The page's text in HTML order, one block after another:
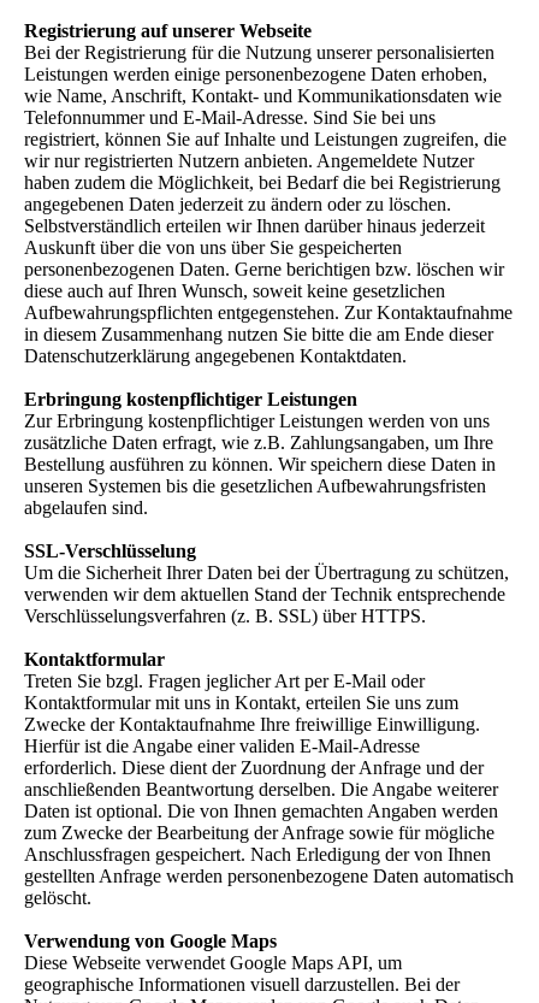
Registrierung auf unserer Webseite
Bei der Registrierung für die Nutzung unserer personalisierten
Leistungen werden einige personenbezogene Daten erhoben,
wie Name, Anschrift, Kontakt- und Kommunikationsdaten wie
Telefonnummer und E-Mail-Adresse. Sind Sie bei uns
registriert, können Sie auf Inhalte und Leistungen zugreifen, die
wir nur registrierten Nutzern anbieten. Angemeldete Nutzer
haben zudem die Möglichkeit, bei Bedarf die bei Registrierung
angegebenen Daten jederzeit zu ändern oder zu löschen.
Selbstverständlich erteilen wir Ihnen darüber hinaus jederzeit
Auskunft über die von uns über Sie gespeicherten
personenbezogenen Daten. Gerne berichtigen bzw. löschen wir
diese auch auf Ihren Wunsch, soweit keine gesetzlichen
Aufbewahrungspflichten entgegenstehen. Zur Kontaktaufnahme
in diesem Zusammenhang nutzen Sie bitte die am Ende dieser
Datenschutzerklärung angegebenen Kontaktdaten.
Erbringung kostenpflichtiger Leistungen
Zur Erbringung kostenpflichtiger Leistungen werden von uns
zusätzliche Daten erfragt, wie z.B. Zahlungsangaben, um Ihre
Bestellung ausführen zu können. Wir speichern diese Daten in
unseren Systemen bis die gesetzlichen Aufbewahrungsfristen
abgelaufen sind.
SSL-Verschlüsselung
Um die Sicherheit Ihrer Daten bei der Übertragung zu schützen,
verwenden wir dem aktuellen Stand der Technik entsprechende
Verschlüsselungsverfahren (z. B. SSL) über HTTPS.
Kontaktformular
Treten Sie bzgl. Fragen jeglicher Art per E-Mail oder
Kontaktformular mit uns in Kontakt, erteilen Sie uns zum
Zwecke der Kontaktaufnahme Ihre freiwillige Einwilligung.
Hierfür ist die Angabe einer validen E-Mail-Adresse
erforderlich. Diese dient der Zuordnung der Anfrage und der
anschließenden Beantwortung derselben. Die Angabe weiterer
Daten ist optional. Die von Ihnen gemachten Angaben werden
zum Zwecke der Bearbeitung der Anfrage sowie für mögliche
Anschlussfragen gespeichert. Nach Erledigung der von Ihnen
gestellten Anfrage werden personenbezogene Daten automatisch
gelöscht.
Verwendung von Google Maps
Diese Webseite verwendet Google Maps API, um
geographische Informationen visuell darzustellen. Bei der